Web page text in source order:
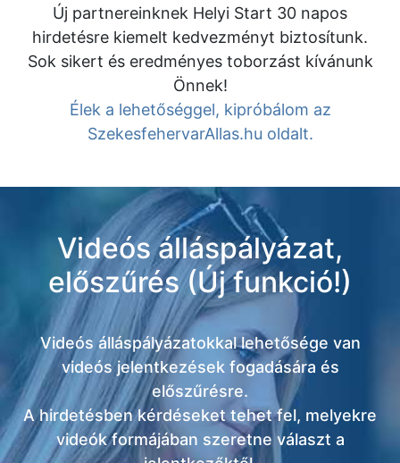
Új partnereinknek Helyi Start 30 napos
hirdetésre kiemelt kedvezményt biztosítunk.
Sok sikert és eredményes toborzást kívánunk
Önnek!
Élek a lehetőséggel, kipróbálom az
SzekesfehervarAllas.hu oldalt.
Videós álláspályázat,
előszűrés (Új funkció!)
Videós álláspályázatokkal lehetősége van
videós jelentkezések fogadására és
előszűrésre.
A hirdetésben kérdéseket tehet fel, melyekre
videók formájában szeretne választ a